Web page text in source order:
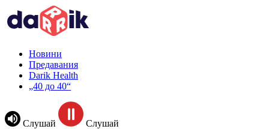
Новини
Предавания
Darik Health
„40 до 40“
Слушай Слушай